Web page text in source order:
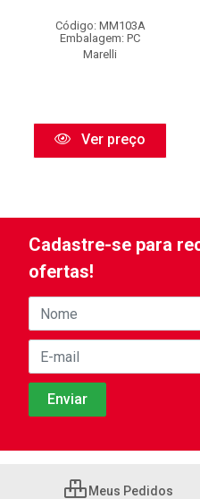
Código: MM103A
Embalagem: PC
Marelli
Ver preço
Cadastre-se para
ofertas!
Meus Pedidos